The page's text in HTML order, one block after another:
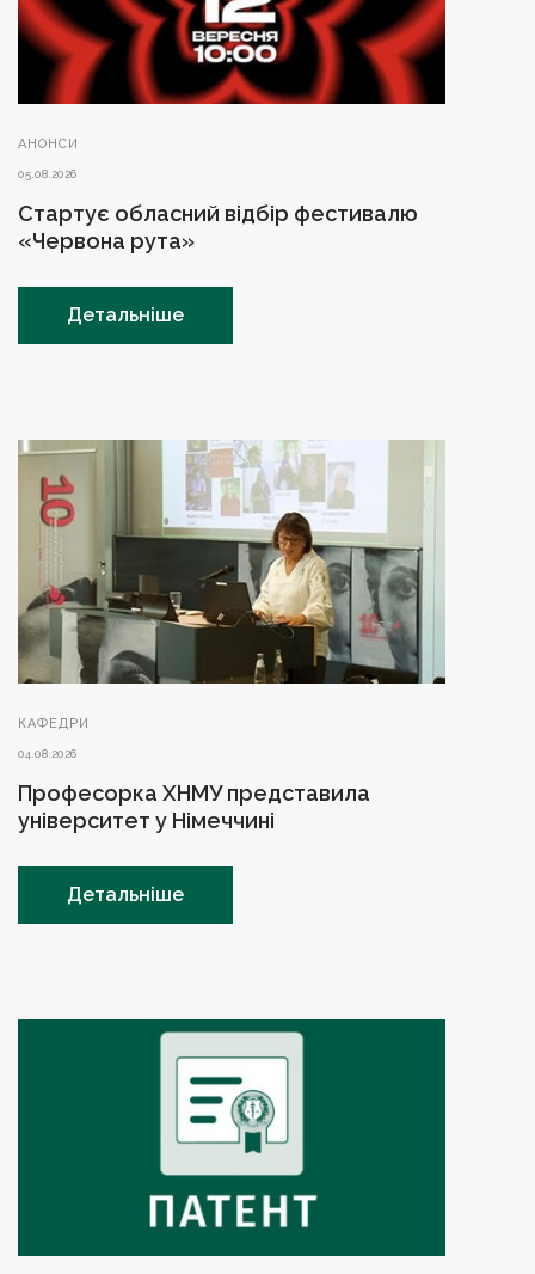
АНОНСИ
05.08.2026
Стартує обласний відбір фестивалю
«Червона рута»
Детальніше
КАФЕДРИ
04.08.2026
Професорка ХНМУ представила
університет у Німеччині
Детальніше